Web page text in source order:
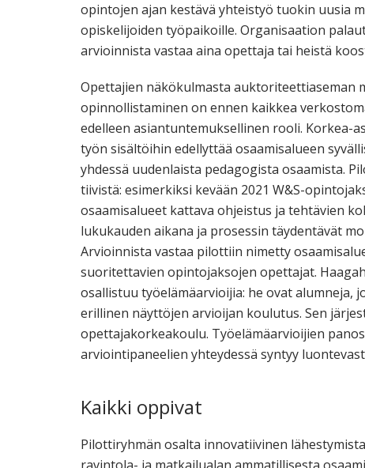
opintojen ajan kestävä yhteistyö tuokin uusia
opiskelijoiden työpaikoille. Organisaation
arvioinnista vastaa aina opettaja tai heistä
Opettajien näkökulmasta auktoriteettiaseman
opinnollistaminen on ennen kaikkea
edelleen asiantuntemuksellinen rooli. Korkea-
työn sisältöihin edellyttää osaamisalueen
yhdessä uudenlaista pedagogista osaamista.
tiivistä: esimerkiksi kevään 2021 W&S-
osaamisalueet kattava ohjeistus ja tehtävien
lukukauden aikana ja prosessin täydentävät
Arvioinnista vastaa pilottiin nimetty
suoritettavien opintojaksojen opettajat.
osallistuu työelämäarvioijia: he ovat alumneja,
erillinen näyttöjen arvioijan koulutus. Sen
opettajakorkeakoulu. Työelämäarvioijien
arviointipaneelien yhteydessä syntyy
Kaikki oppivat
Pilottiryhmän osalta innovatiivinen